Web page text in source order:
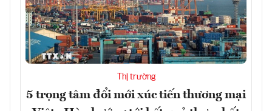
Thị trường
5 trọng tâm đổi mới xúc tiến thương mại